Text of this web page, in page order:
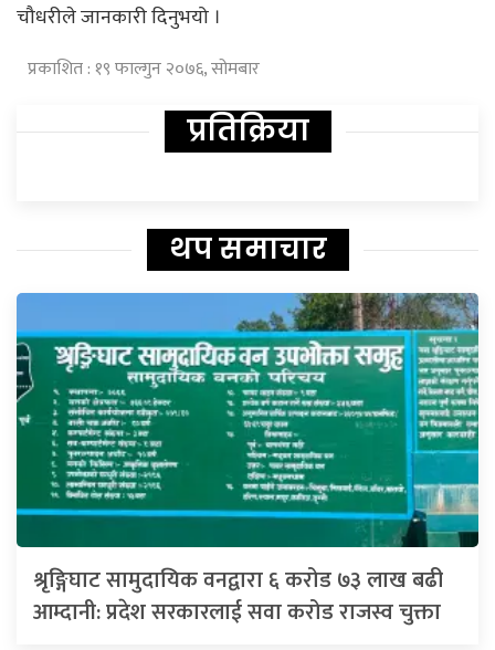
चौधरीले जानकारी दिनुभयो ।
प्रकाशित : १९ फाल्गुन २०७६, सोमबार
प्रतिक्रिया
थप समाचार
श्रृङ्गिघाट सामुदायिक वनद्वारा ६ करोड ७३ लाख बढी
आम्दानी: प्रदेश सरकारलाई सवा करोड राजस्व चुक्ता